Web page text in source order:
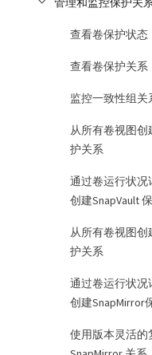
查看卷保护状态
查看卷保护关系
监控一致性组关
从所有卷视图创
护关系
通过卷运行状况
创建SnapVault
从所有卷视图创
护关系
通过卷运行状况
创建SnapMirror
使用版本灵活的